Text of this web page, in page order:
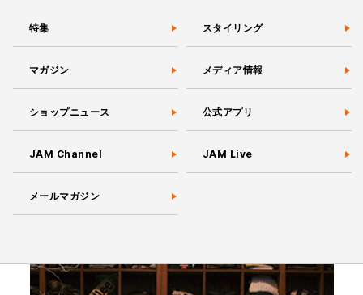
特集 スタイリング
マガジン メディア情報
ショップニュース 公式アプリ
JAM Channel JAM Live
メールマガジン